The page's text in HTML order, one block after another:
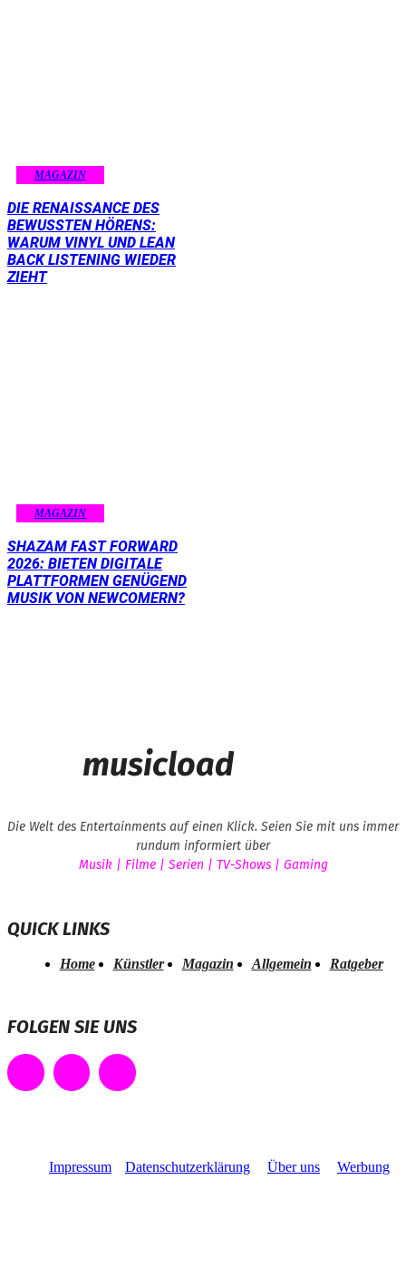
MAGAZIN
DIE RENAISSANCE DES
BEWUSSTEN HÖRENS:
WARUM VINYL UND LEAN
BACK LISTENING WIEDER
ZIEHT
MAGAZIN
SHAZAM FAST FORWARD
2026: BIETEN DIGITALE
PLATTFORMEN GENÜGEND
MUSIK VON NEWCOMERN?
musicload
Die Welt des Entertainments auf einen Klick. Seien Sie mit uns immer
rundum informiert über
Musik | Filme | Serien | TV-Shows | Gaming
QUICK LINKS
Home Künstler Magazin Allgemein Ratgeber
FOLGEN SIE UNS
Impressum Datenschutzerklärung Über uns Werbung